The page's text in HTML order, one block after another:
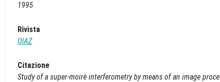
1995
Rivista
OIAZ
Citazione
Study of a super-moirè interferometry by means of an image